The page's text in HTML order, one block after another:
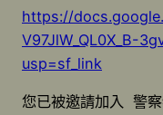
https://
V97JlW_QL0X_B-
usp=sf_link
您已被邀請加入 警